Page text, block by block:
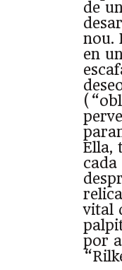
de
nou.
en
Ella,
vital
por